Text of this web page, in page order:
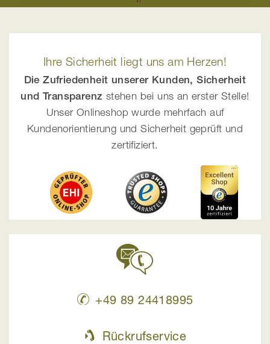
Ihre Sicherheit liegt uns am Herzen!
Die Zufriedenheit unserer Kunden, Sicherheit
und Transparenz stehen bei uns an erster Stelle!
Unser Onlineshop wurde mehrfach auf
Kundenorientierung und Sicherheit geprüft und
zertifiziert.
+49 89 24418995
Rückrufservice